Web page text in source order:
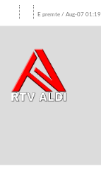
E premte / Aug-07 01:19